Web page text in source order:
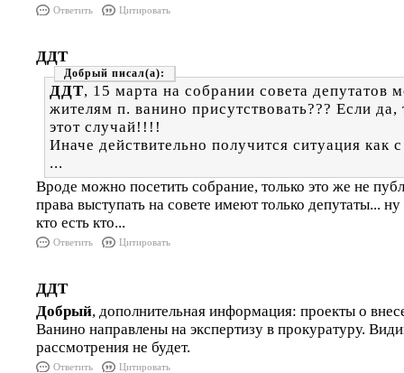
Ответить Цитировать
ДДТ
Добрый
ДДТ, 15 марта на собрании совета депутатов
жителям п. ванино присутствовать??? Если да,
этот случай!!!!
Иначе действительно получится ситуация как
...
Вроде можно посетить собрание, только это же не
права выступать на совете имеют только депутаты... ну
кто есть кто...
Ответить Цитировать
ДДТ
Добрый, дополнительная информация: проекты о
Ванино направлены на экспертизу в прокуратуру.
рассмотрения не будет.
Ответить Цитировать